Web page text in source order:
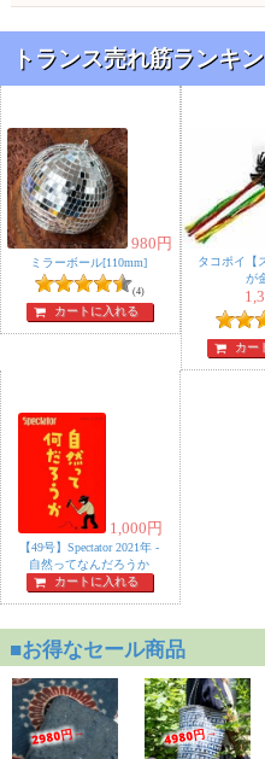
トランス売れ筋ランキ
ミラーボール[110mm]
980 円
(4)
カートに入れる
タコポイ【
が
カー
【49号】Spectator 2021年 -
自然ってなんだろうか
1,000 円
カートに入れる